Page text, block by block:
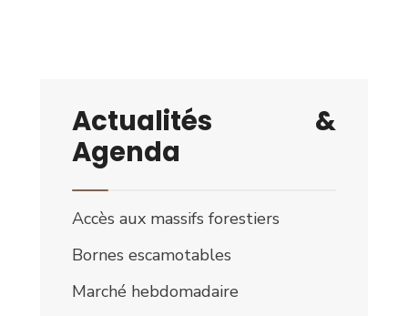
Actualités &
Agenda
Accès aux massifs forestiers
Bornes escamotables
Marché hebdomadaire